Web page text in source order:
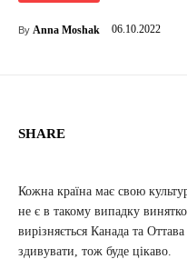
By Anna Moshak 06.10.2022
SHARE
Кожна країна має свою
не є в такому випадку
вирізняється Канада та
здивувати, тож буде цікаво.